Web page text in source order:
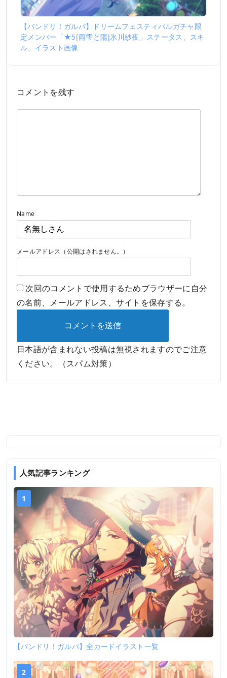
【バンドリ！ガルパ】ドリームフェスティバルガチャ限
定メンバー「★5[雨雫と陽]氷川紗夜」ステータス、スキ
ル、イラスト画像
コメントを残す
Name
メールアドレス（公開はされません。）
次回のコメントで使用するためブラウザーに自分
の名前、メールアドレス、サイトを保存する。
日本語が含まれない投稿は無視されますのでご注意
ください。（スパム対策）
人気記事ランキング
1
【バンドリ！ガルパ】全カードイラスト一覧
2